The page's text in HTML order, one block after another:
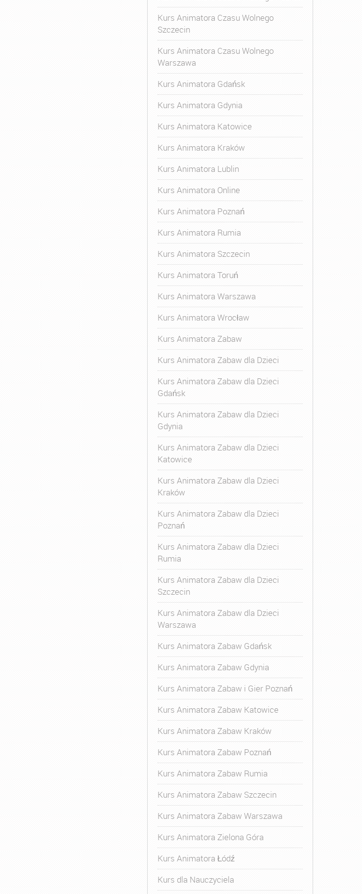
Kurs Animatora Czasu Wolnego
Szczecin
Kurs Animatora Czasu Wolnego
Warszawa
Kurs Animatora Gdańsk
Kurs Animatora Gdynia
Kurs Animatora Katowice
Kurs Animatora Kraków
Kurs Animatora Lublin
Kurs Animatora Online
Kurs Animatora Poznań
Kurs Animatora Rumia
Kurs Animatora Szczecin
Kurs Animatora Toruń
Kurs Animatora Warszawa
Kurs Animatora Wrocław
Kurs Animatora Zabaw
Kurs Animatora Zabaw dla Dzieci
Kurs Animatora Zabaw dla Dzieci
Gdańsk
Kurs Animatora Zabaw dla Dzieci
Gdynia
Kurs Animatora Zabaw dla Dzieci
Katowice
Kurs Animatora Zabaw dla Dzieci
Kraków
Kurs Animatora Zabaw dla Dzieci
Poznań
Kurs Animatora Zabaw dla Dzieci
Rumia
Kurs Animatora Zabaw dla Dzieci
Szczecin
Kurs Animatora Zabaw dla Dzieci
Warszawa
Kurs Animatora Zabaw Gdańsk
Kurs Animatora Zabaw Gdynia
Kurs Animatora Zabaw i Gier Poznań
Kurs Animatora Zabaw Katowice
Kurs Animatora Zabaw Kraków
Kurs Animatora Zabaw Poznań
Kurs Animatora Zabaw Rumia
Kurs Animatora Zabaw Szczecin
Kurs Animatora Zabaw Warszawa
Kurs Animatora Zielona Góra
Kurs Animatora Łódź
Kurs dla Nauczyciela